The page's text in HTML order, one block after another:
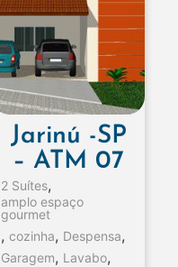
Jarinú -SP
– ATM 07
2 Suítes,
amplo espaço
gourmet
, cozinha, Despensa,
Garagem, Lavabo,